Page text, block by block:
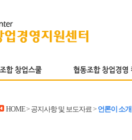
HOME > 공지사항 및 보도자료 > 언론이 소